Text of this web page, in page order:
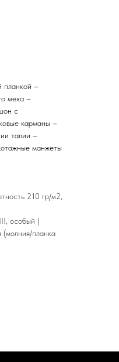
планкой –
меха –
с
карманы –
талии –
манжеты
210 гр/м2,
особый |
планка